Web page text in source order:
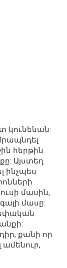
կունենան:
հերթին
Այստեղ
ինչպես
մասին,
մասը:
քանի որ